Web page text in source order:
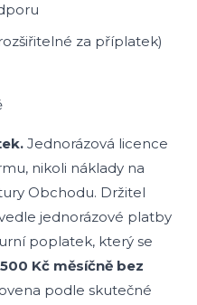
za příplatek)
Jednorázová licence
nikoli náklady na
Obchodu. Držitel
jednorázové platby
poplatek, který se
Kč měsíčně bez
podle skutečné